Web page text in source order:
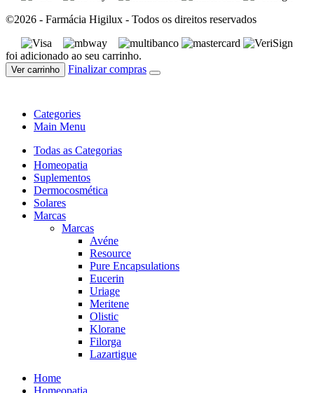
©2026 - Farmácia Higilux - Todos os direitos reservados
foi adicionado ao seu carrinho.
Ver carrinho Finalizar compras
Categories
Main Menu
Todas as Categorias
Homeopatia
Suplementos
Dermocosmética
Solares
Marcas
Marcas
Avéne
Resource
Pure Encapsulations
Eucerin
Uriage
Meritene
Olistic
Klorane
Filorga
Lazartigue
Home
Homeopatia